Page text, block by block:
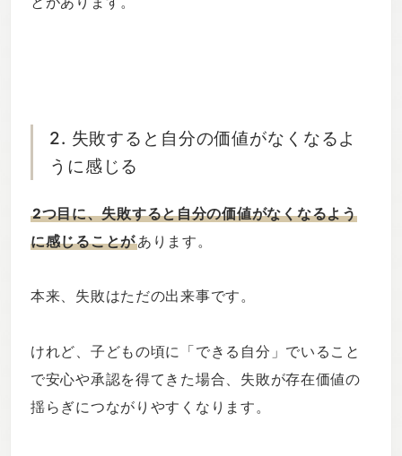
2. 失敗すると自分の価値がなくなるよ
うに感じる
2つ目に、失敗すると自分の価値がなくなるよう
に感じることがあります。
本来、失敗はただの出来事です。
けれど、子どもの頃に「できる自分」でいること
で安心や承認を得てきた場合、失敗が存在価値の
揺らぎにつながりやすくなります。